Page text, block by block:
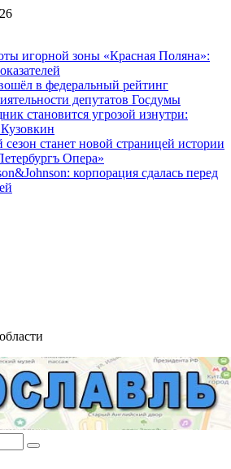
игорной зоны «Красная Поляна»:
в федеральный рейтинг
депутатов Госдумы
становится угрозой изнутри:
станет новой страницей истории
Опера»
корпорация сдалась перед